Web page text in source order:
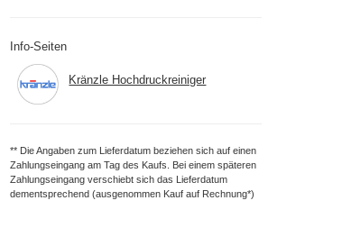
Info-Seiten
Kränzle Hochdruckreiniger
** Die Angaben zum Lieferdatum beziehen sich auf einen
Zahlungseingang am Tag des Kaufs. Bei einem späteren
Zahlungseingang verschiebt sich das Lieferdatum
dementsprechend (ausgenommen Kauf auf Rechnung*)